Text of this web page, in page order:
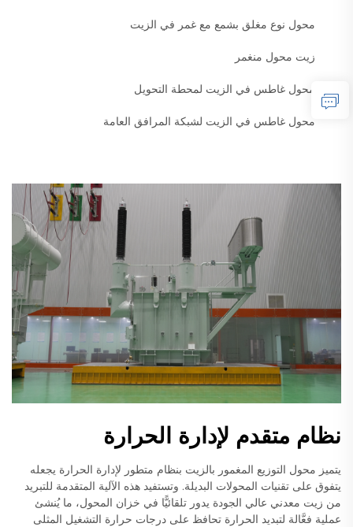
محول نوع مغلق بشمع مع غمر في الزيت
زيت محول منغمر
محول غاطس في الزيت لمحطة التحويل
محول غاطس في الزيت لشبكة المرافق العامة
نظام متقدم لإدارة الحرارة
يتميز محول التوزيع المغمور بالزيت بنظام متطور لإدارة الحرارة يجعله
يتفوق على تقنيات المحولات البديلة. وتستفيد هذه الآلية المتقدمة للتبريد
من زيت معدني عالي الجودة يدور تلقائيًّا في خزان المحول، ما يُنشئ
عملية فعَّالة لتبديد الحرارة تحافظ على درجات حرارة التشغيل المثلى